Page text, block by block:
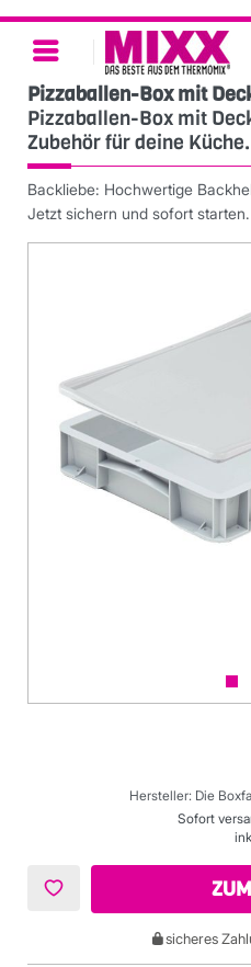
Pizzaballen-Box mit
Pizzaballen-Box mit
Zubehör für deine Küche.
Backliebe: Hochwertige
Jetzt sichern und sofort starten.
Hersteller: Die
Sofort
sicheres